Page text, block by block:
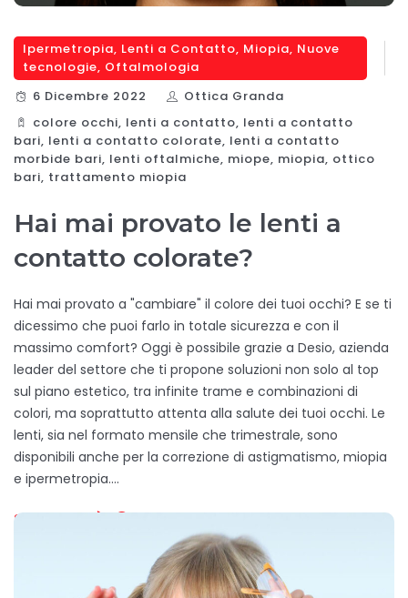
Ipermetropia, Lenti a Contatto, Miopia, Nuove
tecnologie, Oftalmologia
6 Dicembre 2022
Ottica Granda
colore occhi, lenti a contatto, lenti a contatto
bari, lenti a contatto colorate, lenti a contatto
morbide bari, lenti oftalmiche, miope, miopia, ottico
bari, trattamento miopia
Hai mai provato le lenti a
contatto colorate?
Hai mai provato a "cambiare" il colore dei tuoi occhi? E se ti
dicessimo che puoi farlo in totale sicurezza e con il
massimo comfort? Oggi è possibile grazie a Desio, azienda
leader del settore che ti propone soluzioni non solo al top
sul piano estetico, tra infinite trame e combinazioni di
colori, ma soprattutto attenta alla salute dei tuoi occhi. Le
lenti, sia nel formato mensile che trimestrale, sono
disponibili anche per la correzione di astigmatismo, miopia
e ipermetropia.…
SCOPRI DI PIÙ